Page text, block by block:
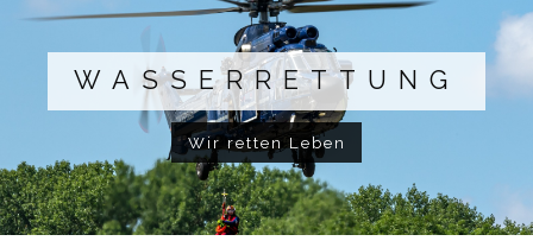
WASSERRETTUNG
Wir retten Leben